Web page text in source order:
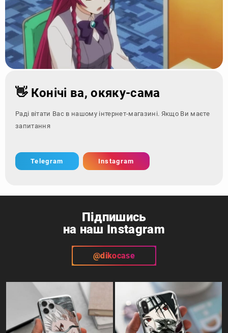
👋 Конічі ва, окяку-сама
Раді вітати Вас в нашому інтернет-магазині. Якщо Ви маєте
запитання - звернітьс
Telegram Instagram
Підпишись
на наш Instagram
@dikocase